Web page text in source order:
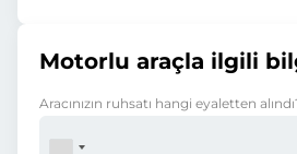
Motorlu araçla ilgili
Aracınızın ruhsatı hangi eyaletten